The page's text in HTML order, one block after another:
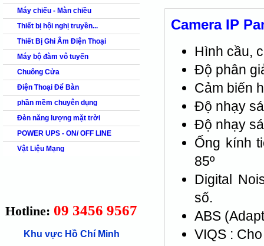
Máy chiếu - Màn chiều
Thiết bị hội nghị truyền...
Thiết Bị Ghi Âm Điện Thoại
Máy bộ đàm vô tuyến
Chuông Cửa
Điện Thoại Để Bàn
phần mềm chuyên dụng
Đèn năng lượng mặt trời
POWER UPS - ON/ OFF LINE
Vật Liệu Mạng
Hotline: 09 3456 9567
Khu vực Hồ Chí Minh
Camera IP
Hình cầu,
Độ phân
Cảm biến
Độ nhạy
Độ nhạy
Ống kính
85º
Digital
số.
ABS
VIQS :